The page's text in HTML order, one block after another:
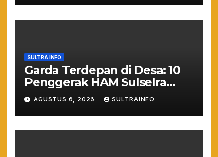
Kepastian Hukum
SULTRA INFO
Garda Terdepan di Desa: 10
Penggerak HAM Sulselra
Resmi Bertugas Mengawal
Asta Cita Prabowo
AGUSTUS 6, 2026 SULTRAINFO